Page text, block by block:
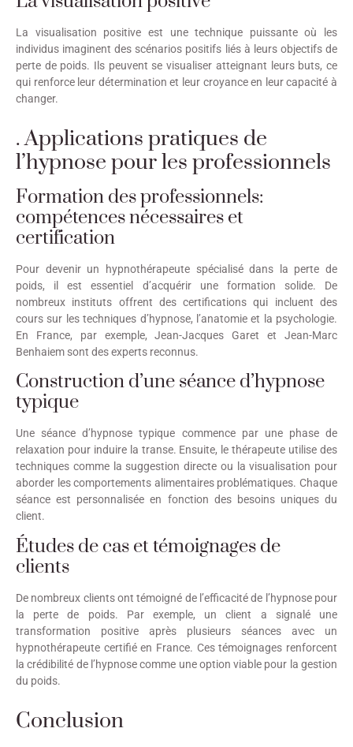
La visualisation positive est une technique puissante où les
individus imaginent des scénarios positifs liés à leurs objectifs de
perte de poids. Ils peuvent se visualiser atteignant leurs buts, ce
qui renforce leur détermination et leur croyance en leur capacité à
changer.
. Applications pratiques de
l’hypnose pour les professionnels
Formation des professionnels:
compétences nécessaires et
certification
Pour devenir un hypnothérapeute spécialisé dans la perte de
poids, il est essentiel d’acquérir une formation solide. De
nombreux instituts offrent des certifications qui incluent des
cours sur les techniques d’hypnose, l’anatomie et la psychologie.
En France, par exemple, Jean-Jacques Garet et Jean-Marc
Benhaiem sont des experts reconnus.
Construction d’une séance d’hypnose
typique
Une séance d’hypnose typique commence par une phase de
relaxation pour induire la transe. Ensuite, le thérapeute utilise des
techniques comme la suggestion directe ou la visualisation pour
aborder les comportements alimentaires problématiques. Chaque
séance est personnalisée en fonction des besoins uniques du
client.
Études de cas et témoignages de
clients
De nombreux clients ont témoigné de l’efficacité de l’hypnose pour
la perte de poids. Par exemple, un client a signalé une
transformation positive après plusieurs séances avec un
hypnothérapeute certifié en France. Ces témoignages renforcent
la crédibilité de l’hypnose comme une option viable pour la gestion
du poids.
Conclusion